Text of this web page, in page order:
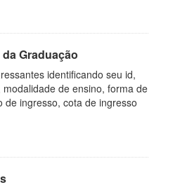
Graduação
identificando seu id,
de ensino, forma de
ingresso, cota de ingresso